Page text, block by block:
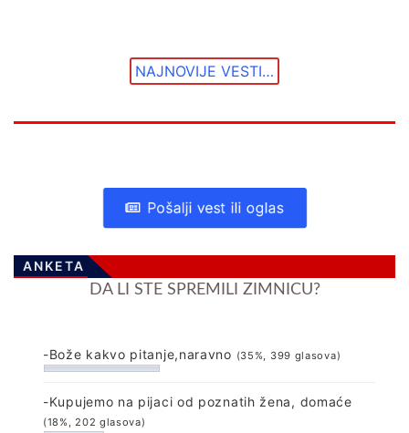
NAJNOVIJE VESTI…
Pošalji vest ili oglas
ANKETA
DA LI STE SPREMILI ZIMNICU?
-Bože kakvo pitanje,naravno (35%, 399 glasova)
-Kupujemo na pijaci od poznatih žena, domaće
(18%, 202 glasova)